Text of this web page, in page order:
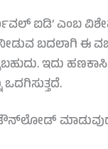
ಐಡಿ’ ಎಂಬ
ಬದಲಾಗಿ ಈ
ಇದು
ಒದಗಿಸುತ್ತದೆ.